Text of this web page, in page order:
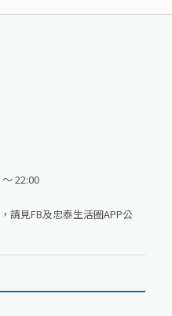
22:00
請見FB及忠泰生活圈APP公